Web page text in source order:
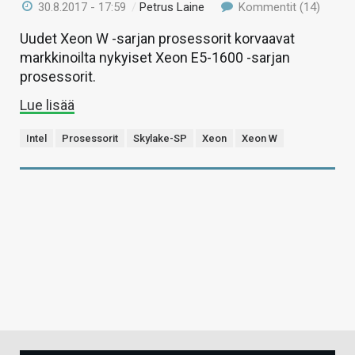
30.8.2017 - 17:59 /Petrus Laine Kommentit (14)
Uudet Xeon W -sarjan prosessorit korvaavat
markkinoilta nykyiset Xeon E5-1600 -sarjan
prosessorit.
Lue lisää
Intel Prosessorit Skylake-SP Xeon Xeon W